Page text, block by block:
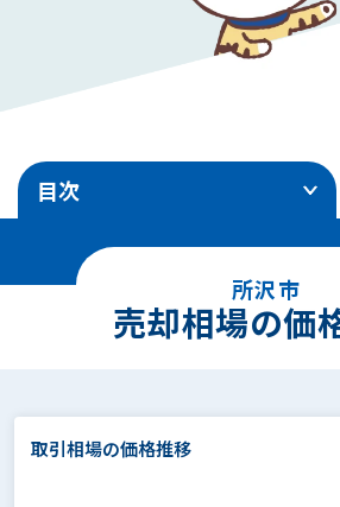
目次
売却相場の価格推移
エリア別地価ランキング
5.駅徒歩別の相場価格
所沢市
売却相場の価
取引相場の価格推移